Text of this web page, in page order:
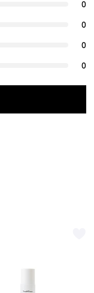
0
0
0
0